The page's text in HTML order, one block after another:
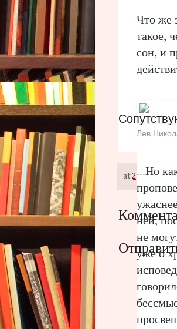
Что же
такое,
сон, и
Лев
...Но
ней,
не
уже о
at22:57